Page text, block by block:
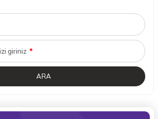
giriniz *
ARA